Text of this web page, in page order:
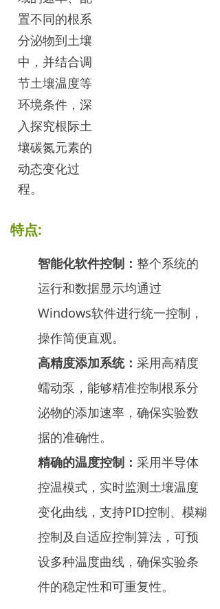
置不同的根系
分泌物到土壤
中，并结合调
节土壤温度等
环境条件，深
入探究根际土
壤碳氮元素的
动态变化过
程。
特点:
智能化软件控制 ： 整个系统的
运行和数据显示均通过
Windows软件进行统一控制，
操作简便直观。
高精度添加系统： 采用高精度
蠕动泵，能够精准控制根系分
泌物的添加速率，确保实验数
据的准确性。
精确的温度控制： 采用半导体
控温模式，实时监测土壤温度
变化曲线，支持PID控制、模糊
控制及自适应控制算法，可预
设多种温度曲线，确保实验条
件的稳定性和可重复性。